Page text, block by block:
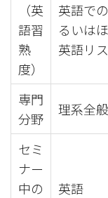
（英
語習
熟
度）
英語で
るいは
英語リ
専門
分野
理系全般
セミ
ナー
中の
英語